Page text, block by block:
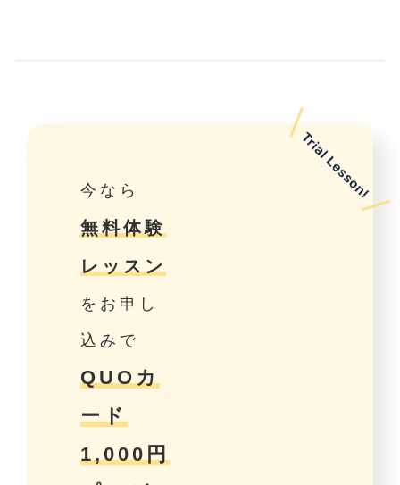
今なら
無料体験
レッスン
をお申し
込みで
QUOカ
ード
1,000円